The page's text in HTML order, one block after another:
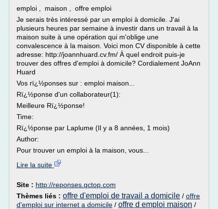
emploi , maison , offre emploi
Je serais très intéressé par un emploi à domicile. J'ai
plusieurs heures par semaine à investir dans un travail à la
maison suite à une opération qui m'oblige une
convalescence à la maison. Voici mon CV disponible à cette
adresse: http://joannhuard.cv.fm/ À quel endroit puis-je
trouver des offres d'emploi à domicile? Cordialement JoAnn
Huard
Vos rï¿½ponses sur : emploi maison...
Rï¿½ponse d'un collaborateur(1):
Meilleure Rï¿½ponse!
Time:
Rï¿½ponse par Laplume (Il y a 8 années, 1 mois)
Author:
Pour trouver un emploi à la maison, vous...
Lire la suite
Site : http://reponses.qctop.com
Thèmes liés : offre d'emploi de travail a domicile / offre
d'emploi sur internet a domicile / offre d emploi maison /